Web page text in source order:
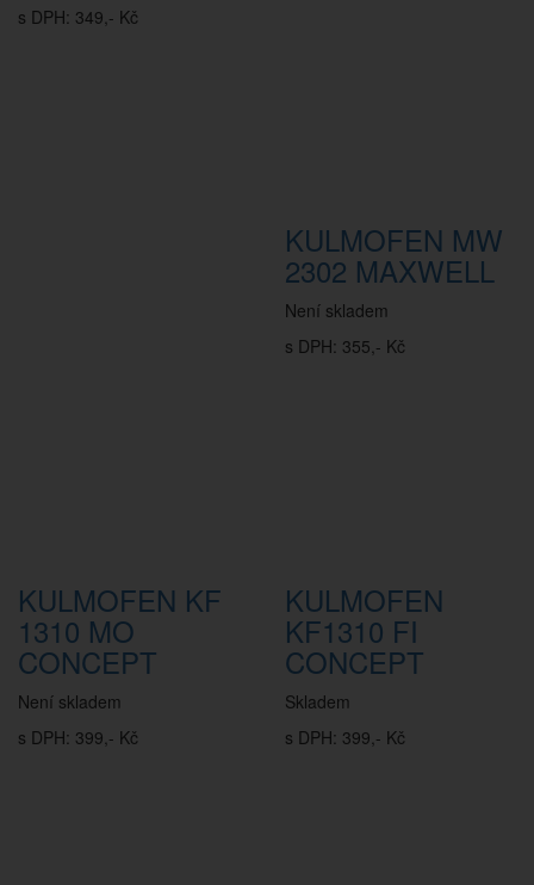
s DPH: 349,- Kč
KULMOFEN MW
2302 MAXWELL
Není skladem
s DPH: 355,- Kč
KULMOFEN KF
1310 MO
CONCEPT
Není skladem
s DPH: 399,- Kč
KULMOFEN
KF1310 FI
CONCEPT
Skladem
s DPH: 399,- Kč